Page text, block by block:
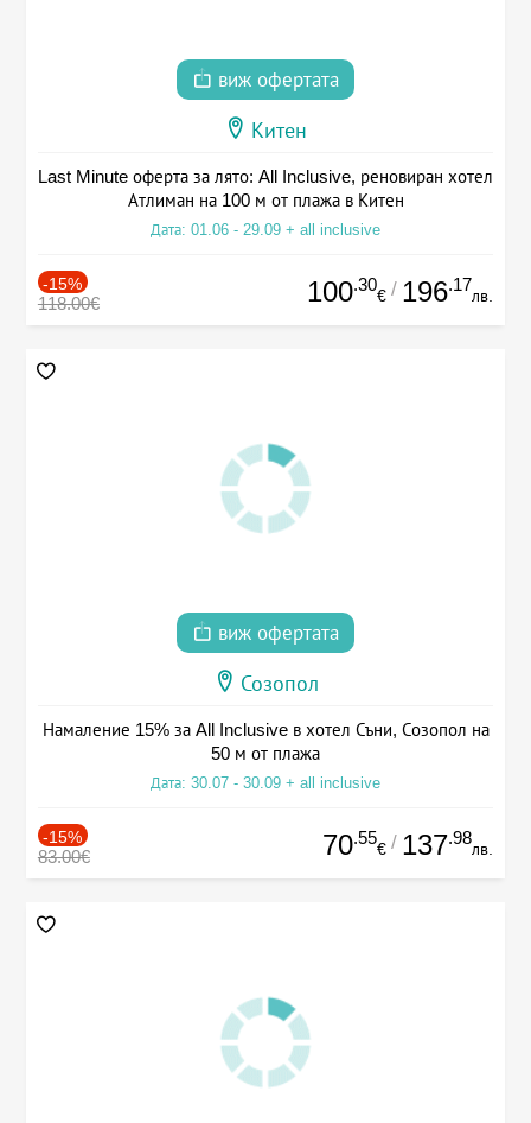
виж офертата
Китен
Last Minute оферта за лято: All Inclusive, реновиран хотел
Атлиман на 100 м от плажа в Китен
Дата: 01.06 - 29.09 + all inclusive
-15%
118.00€ 100.30
€ / 196.17
лв.
виж офертата
Созопол
Намаление 15% за All Inclusive в хотел Съни, Созопол на
50 м от плажа
Дата: 30.07 - 30.09 + all inclusive
-15%
83.00€ 70.55
€ / 137.98
лв.